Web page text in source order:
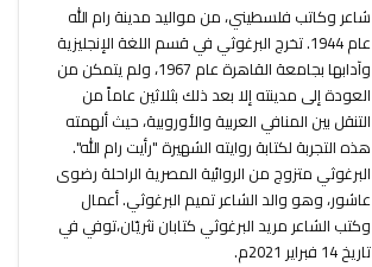
شاعر وكاتب فلسطيني، من مواليد مدينة رام الله
عام 1944. تخرج البرغوثي في قسم اللغة الإنجليزية
وآدابها بجامعة القاهرة عام 1967، ولم يتمكن من
العودة إلى مدينته إلا بعد ذلك بثلاثين عاماً من
التنقل بين المنافي العربية والأوروبية، حيث ألهمته
هذه التجربة لكتابة روايته الشهيرة "رأيت رام الله".
البرغوثي متزوج من الروائية المصرية الراحلة رضوى
عاشور، وهو والد الشاعر تميم البرغوثي. أعمال
وكتب الشاعر مريد البرغوثي كتابان نثريّان،توفي في
تاريخ 14 فبراير 2021م.